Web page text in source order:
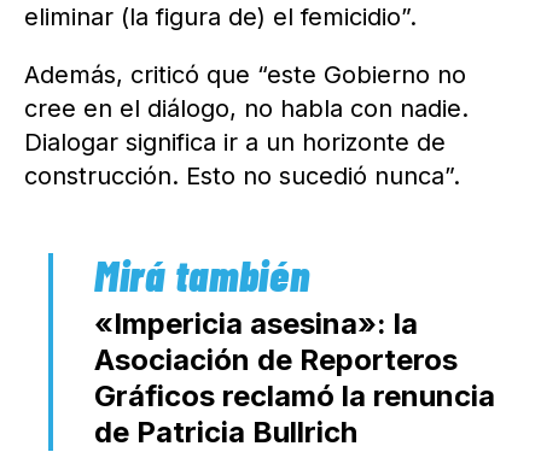
eliminar (la figura de) el femicidio”.
Además, criticó que “este Gobierno no
cree en el diálogo, no habla con nadie.
Dialogar significa ir a un horizonte de
construcción. Esto no sucedió nunca”.
«Impericia asesina»: la
Asociación de Reporteros
Gráficos reclamó la renuncia
de Patricia Bullrich